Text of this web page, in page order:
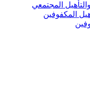
المجتمعي
المكفوفين